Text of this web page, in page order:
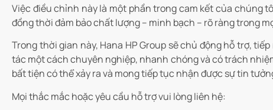
Việc điều chỉnh này là một phần trong cam kết của chúng
đồng thời đảm bảo chất lượng – minh bạch – rõ ràng trong
Trong thời gian này, Hana HP Group sẽ chủ động hỗ trợ,
tác một cách chuyên nghiệp, nhanh chóng và có trách
bất tiện có thể xảy ra và mong tiếp tục nhận được sự tin
Mọi thắc mắc hoặc yêu cầu hỗ trợ vui lòng liên hệ: